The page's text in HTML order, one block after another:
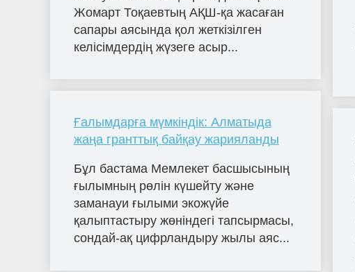
Жомарт Тоқаевтың АҚШ-қа жасаған
сапары аясында қол жеткізілген
келісімдердің жүзеге асыр...
Ғалымдарға мүмкіндік: Алматыда
жаңа гранттық байқау жарияланды
Бұл бастама Мемлекет басшысының
ғылымның рөлін күшейту және
заманауи ғылыми экожүйе
қалыптастыру жөніндегі тапсырмасы,
сондай-ақ цифрландыру жылы аяс...